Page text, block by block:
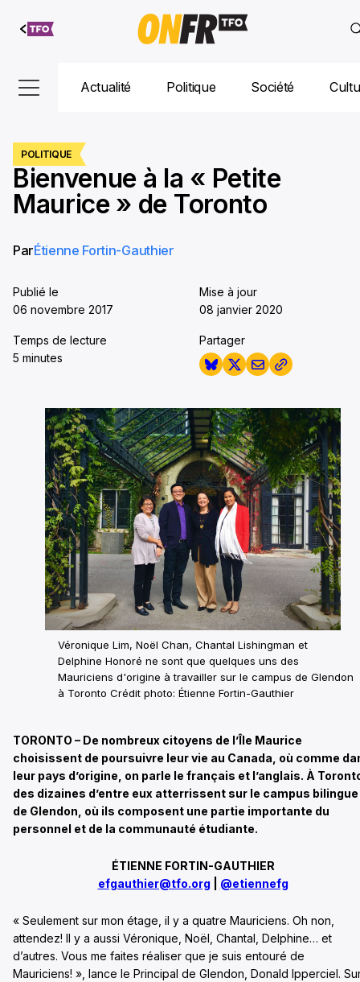
Aller au
contenu
Actualité Politique Société
POLITIQUE
Bienvenue à la « Petite
Maurice » de Toronto
ParÉtienne Fortin-Gauthier
Publié le
06 novembre 2017
Mise à jour
08 janvier 2020
Temps de lecture
5 minutes
Partager
Véronique Lim, Noël Chan, Chantal Lishingman et
Delphine Honoré ne sont que quelques uns des
Mauriciens d'origine à travailler sur le campus de Glendon
à Toronto Crédit photo: Étienne Fortin-Gauthier
TORONTO – De nombreux citoyens de l’Île Maurice
choisissent de poursuivre leur vie au Canada, où comme
leur pays d’origine, on parle le français et l’anglais. À
des dizaines d’entre eux atterrissent sur le campus bilingue
de Glendon, où ils composent une partie importante du
personnel et de la communauté étudiante.
ÉTIENNE FORTIN-GAUTHIER
efgauthier@tfo.org
@etiennefg
« Seulement sur mon étage, il y a quatre Mauriciens. Oh non,
attendez! Il y a aussi Véronique, Noël, Chantal, Delphine… et
d’autres. Vous me faites réaliser que je suis entouré de
Mauriciens! », lance le Principal de Glendon, Donald Ipperciel.